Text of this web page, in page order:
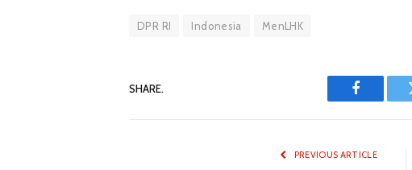
DPR RI Indonesia MenLHK
SHARE.
Facebook
PREVIOUS ARTICLE